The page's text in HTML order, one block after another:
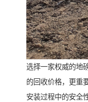
选择一家权威的地
的回收价格，更重
安装过程中的安全